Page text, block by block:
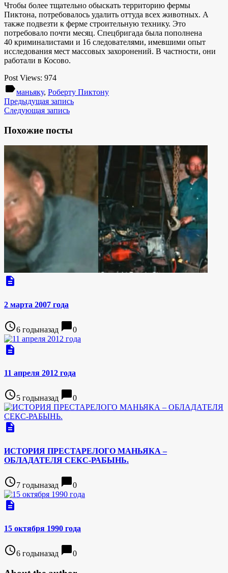
Чтобы более тщательно обыскать территорию фермы
Пиктона, потребовалось удалить оттуда всех животных. А
также подвезти к ферме строительную технику. Это
потребовало почти месяц. Спецбригада была пополнена
40 криминалистами и 16 следователями, имевшими опыт
исследования мест массовых захоронений. В частности, они
работали в Косово.
Post Views: 974
labelманьяку, Роберту Пиктону
Предыдущая запись
Следующая запись
Похожие посты
description
2 марта 2007 года
access_time6 годыназад chat_bubble0
description
11 апреля 2012 года
access_time5 годыназад chat_bubble0
description
ИСТОРИЯ ПРЕСТАРЕЛОГО МАНЬЯКА –
ОБЛАДАТЕЛЯ СЕКС-РАБЫНЬ.
access_time7 годыназад chat_bubble0
description
15 октября 1990 года
access_time6 годыназад chat_bubble0